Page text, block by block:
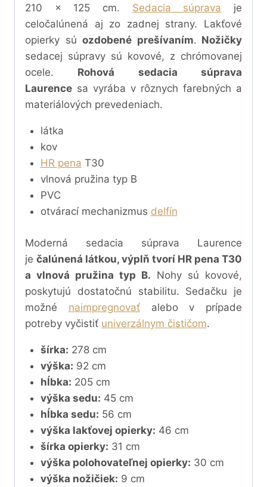
210 x 125 cm. Sedacia súprava je
celočalúnená aj zo zadnej strany. Lakťové
opierky sú ozdobené prešívaním. Nožičky
sedacej súpravy sú kovové, z chrómovanej
ocele. Rohová sedacia súprava
Laurence sa vyrába v rôznych farebných a
materiálových prevedeniach.
látka
kov
HR pena T30
vlnová pružina typ B
PVC
otvárací mechanizmus delfín
Moderná sedacia súprava Laurence
je čalúnená látkou, výplň tvorí HR pena T30
a vlnová pružina typ B. Nohy sú kovové,
poskytujú dostatočnú stabilitu. Sedačku je
možné naimpregnovaťalebo v prípade
potreby vyčistiť univerzálnym čističom.
šírka: 278 cm
výška: 92 cm
hĺbka: 205 cm
výška sedu: 45 cm
hĺbka sedu: 56 cm
výška lakťovej opierky: 46 cm
šírka opierky: 31 cm
výška polohovateľnej opierky: 30 cm
výška nožičiek: 9 cm